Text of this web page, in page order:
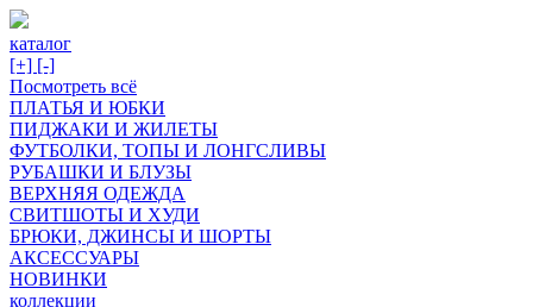
каталог
[+] [-]
Посмотреть всё
ПЛАТЬЯ И ЮБКИ
ПИДЖАКИ И ЖИЛЕТЫ
ФУТБОЛКИ, ТОПЫ И ЛОНГСЛИВЫ
РУБАШКИ И БЛУЗЫ
ВЕРХНЯЯ ОДЕЖДА
СВИТШОТЫ И ХУДИ
БРЮКИ, ДЖИНСЫ И ШОРТЫ
АКСЕССУАРЫ
НОВИНКИ
коллекции